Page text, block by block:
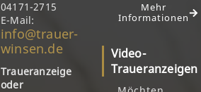
04171-2715
E-Mail:
info@trauer-
winsen.de
Traueranzeige
oder
Mehr
Informationen
Video-
Traueranzeigen